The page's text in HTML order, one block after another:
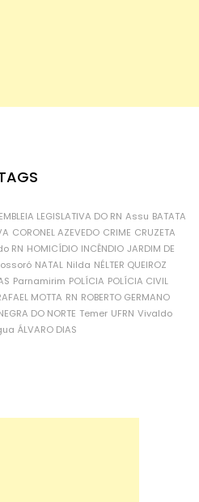
LEGISLATIVA DO RN Assu BATATA
CORONEL AZEVEDO CRIME CRUZETA
RN HOMICÍDIO INCÊNDIO JARDIM DE
NATAL Nilda NÉLTER QUEIROZ
Parnamirim POLÍCIA POLÍCIA CIVIL
MOTTA RN ROBERTO GERMANO
DO NORTE Temer UFRN Vivaldo
ÁLVARO DIAS